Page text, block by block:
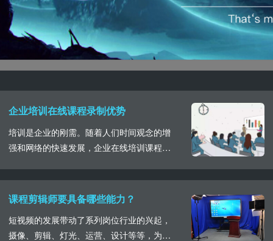
企业培训在线课程录制优势
培训是企业的刚需。随着人们时间观念的增
强和网络的快速发展，企业在线培训课程逐
有哪些优势，我们一起了解一下。企业在线
培训课程的录制，直接将录制完成的视频内
容在网络平台发布，企业员工可以根据自己
的时间要求和阶段进行自主学习。而且相较
于企业直播培训，在线培训课程的录制成本
课程剪辑师要具备哪些能力？
短视频的发展带动了系列岗位行业的兴起，
摄像、剪辑、灯光、运营、设计等等，为了